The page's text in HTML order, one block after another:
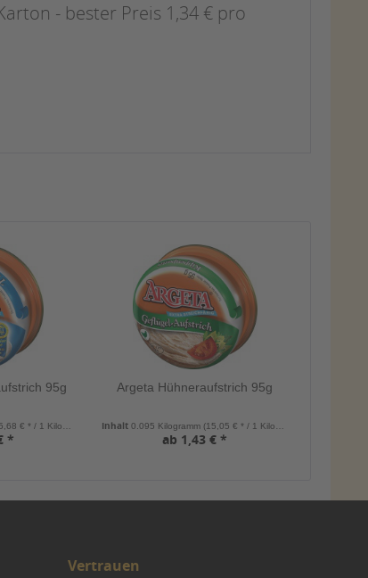
- bester Preis 1,34 € pro
95g
€ * / 1 Kilogramm)
*
Argeta Hühneraufstrich 95g
Inhalt0.095 Kilogramm (15,05 € * / 1 Kilogramm)
ab 1,43 € *
Vertrauen